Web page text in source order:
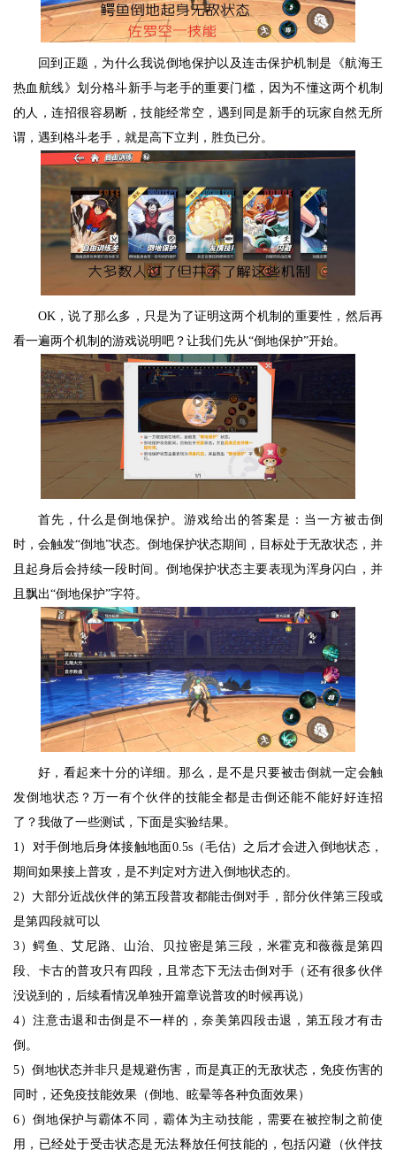
回到正题，为什么我说倒地保护以及连击保护机制是《航海王
热血航线》划分格斗新手与老手的重要门槛，因为不懂这两个机制
的人，连招很容易断，技能经常空，遇到同是新手的玩家自然无所
谓，遇到格斗老手，就是高下立判，胜负已分。
OK，说了那么多，只是为了证明这两个机制的重要性，然后再
看一遍两个机制的游戏说明吧？让我们先从“倒地保护”开始。
首先，什么是倒地保护。游戏给出的答案是：当一方被击倒
时，会触发“倒地”状态。倒地保护状态期间，目标处于无敌状态，并
且起身后会持续一段时间。倒地保护状态主要表现为浑身闪白，并
且飘出“倒地保护”字符。
好，看起来十分的详细。那么，是不是只要被击倒就一定会触
发倒地状态？万一有个伙伴的技能全都是击倒还能不能好好连招
了？我做了一些测试，下面是实验结果。
1）对手倒地后身体接触地面0.5s（毛估）之后才会进入倒地状态，
期间如果接上普攻，是不判定对方进入倒地状态的。
2）大部分近战伙伴的第五段普攻都能击倒对手，部分伙伴第三段或
是第四段就可以
3）鳄鱼、艾尼路、山治、贝拉密是第三段，米霍克和薇薇是第四
段、卡古的普攻只有四段，且常态下无法击倒对手（还有很多伙伴
没说到的，后续看情况单独开篇章说普攻的时候再说）
4）注意击退和击倒是不一样的，奈美第四段击退，第五段才有击
倒。
5）倒地状态并非只是规避伤害，而是真正的无敌状态，免疫伤害的
同时，还免疫技能效果（倒地、眩晕等各种负面效果）
6）倒地保护与霸体不同，霸体为主动技能，需要在被控制之前使
用，已经处于受击状态是无法释放任何技能的，包括闪避（伙伴技